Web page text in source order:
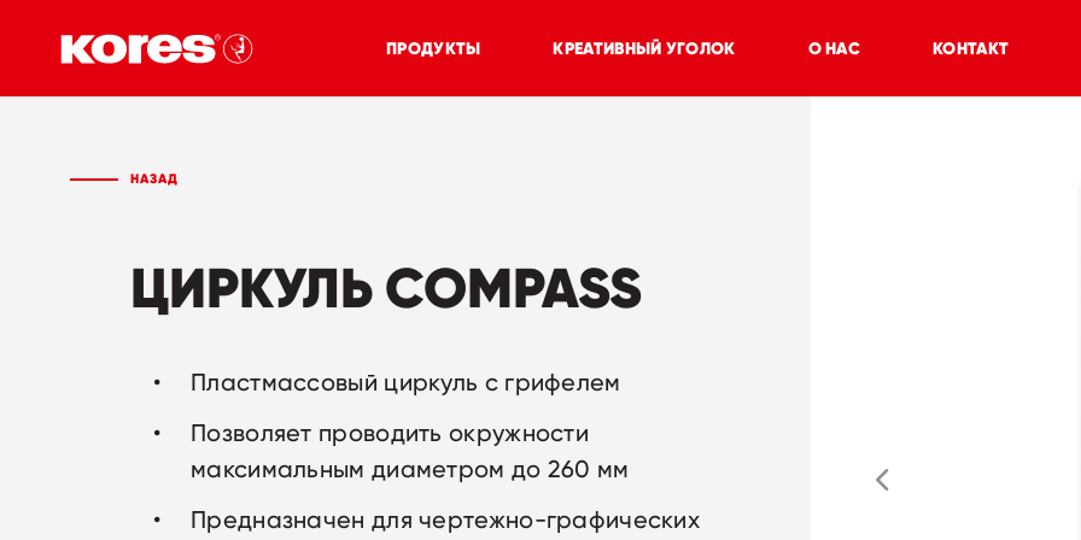
ПРОДУКТЫ КРЕАТИВНЫЙ УГОЛОК О НАС КОНТАКТ
НАЗАД
ЦИРКУЛЬ COMPASS
Пластмассовый циркуль с грифелем
Позволяет проводить окружности
максимальным диаметром до 260 мм
Предназначен для чертежно-графических